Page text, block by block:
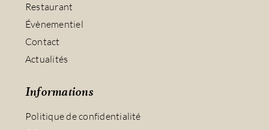
Restaurant
Évènementiel
Contact
Actualités
Informations
Politique de confidentialité